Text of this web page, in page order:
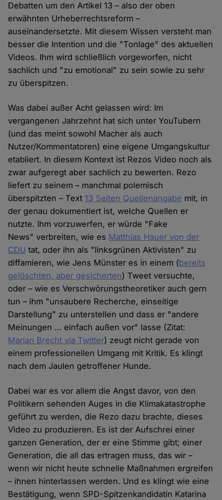
Debatten um den Artikel 13 – also der oben
erwähnten Urheberrechtsreform –
auseinandersetzte. Mit diesem Wissen versteht man
besser die Intention und die "Tonlage" des aktuellen
Videos. Ihm wird schließlich vorgeworfen, nicht
sachlich und "zu emotional" zu sein sowie zu sehr
zu überspitzen.
Was dabei außer Acht gelassen wird: Im
vergangenen Jahrzehnt hat sich unter YouTubern
(und das meint sowohl Macher als auch
Nutzer/Kommentatoren) eine eigene Umgangskultur
etabliert. In diesem Kontext ist Rezos Video noch als
zwar aufgeregt aber sachlich zu bewerten. Rezo
liefert zu seinem – manchmal polemisch
überspitzten – Text 13 Seiten Quellenangabe mit, in
der genau dokumentiert ist, welche Quellen er
nutzte. Ihm vorzuwerfen, er würde "Fake
News" verbreiten, wie es Matthias Hauer von der
CDU tat, oder ihn als "linksgrünen Aktivisten" zu
diffamieren, wie Jens Münster es in einem (bereits
gelöschten, aber gesicherten) Tweet versuchte,
oder – wie es Verschwörungstheoretiker auch gern
tun – ihm "unsaubere Recherche, einseitige
Darstellung" zu unterstellen und dass er "andere
Meinungen … einfach außen vor" lasse (Zitat:
Marian Brecht via Twitter) zeugt nicht gerade von
einem professionellen Umgang mit Kritik. Es klingt
nach dem Jaulen getroffener Hunde.
Dabei war es vor allem die Angst davor, von den
Politikern sehenden Auges in die Klimakatastrophe
geführt zu werden, die Rezo dazu brachte, dieses
Video zu produzieren. Es ist der Aufschrei einer
ganzen Generation, der er eine Stimme gibt; einer
Generation, die all das ertragen muss, das wir –
wenn wir nicht heute schnelle Maßnahmen ergreifen
– ihnen hinterlassen werden. Und es klingt wie eine
Bestätigung, wenn SPD-Spitzenkandidatin Katarina